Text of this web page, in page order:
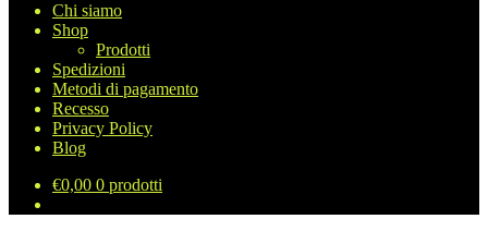
Chi siamo
Shop
Prodotti
Spedizioni
Metodi di pagamento
Recesso
Privacy Policy
Blog
€0,00 0 prodotti